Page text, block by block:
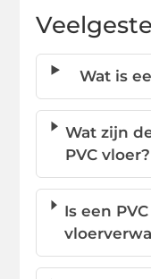
Wat is
Wat zijn
PVC vloer?
Is een